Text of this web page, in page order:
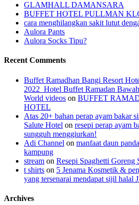
GLAMHALL DAMANSARA
BUFFET HOTEL PULLMAN
cara menghilangkan sakit lutut
Aulora Pants
Aulora Socks Tipu?
Recent Comments
Buffet Ramadhan Bangi Resort
2022_Hotel Buffet Ramadan
World videos on BUFFET
HOTEL
Atas 20+ bahan perap ayam bakar
Salute Hotel on resepi perap ayam
sungguh menggiurkan!
Adi Channel on manfaat daun
kampung
stream on Resepi Spaghetti Goreng
t shirts on 5 Jenama Kosmetik &
yang tersenarai mendapat sijil
Archives